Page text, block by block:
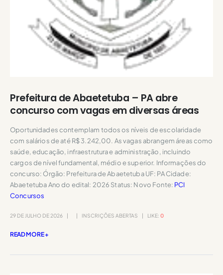
Prefeitura de Abaetetuba – PA abre
concurso com vagas em diversas áreas
Oportunidades contemplam todos os níveis de escolaridade
com salários de até R$ 3.242,00. As vagas abrangem áreas como
saúde, educação, infraestrutura e administração, incluindo
cargos de nível fundamental, médio e superior. Informações do
concurso: Órgão: Prefeitura de Abaetetuba UF: PA Cidade:
Abaetetuba Ano do edital: 2026 Status: Novo Fonte: PCI
Concursos
29 DE JULHO DE 2026 INSCRIÇÕES ABERTAS LIKE: 0
READ MORE +